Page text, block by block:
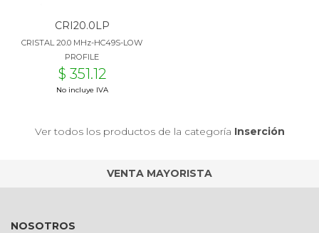
CRI20.0LP
CRISTAL 20.0 MHz-HC49S-LOW
PROFILE
$ 351.12
No incluye IVA
Ver todos los productos de la categoría Inserción
VENTA MAYORISTA
NOSOTROS